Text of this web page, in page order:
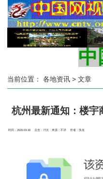
中
当前位置： 各地资讯 > 文章
杭州最新通知：楼宇
时间：2020-03-30 点击：77次来源：不详 作者：佚名